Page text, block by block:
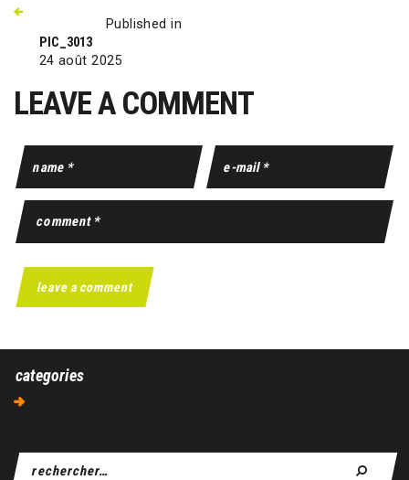
Published in
PIC_3013
24 août 2025
LEAVE A COMMENT
categories